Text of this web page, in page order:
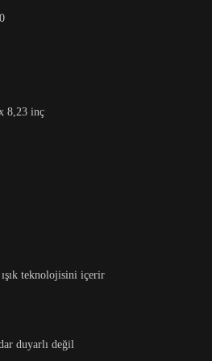
8,23 inç
teknolojisini içerir
duyarlı değil